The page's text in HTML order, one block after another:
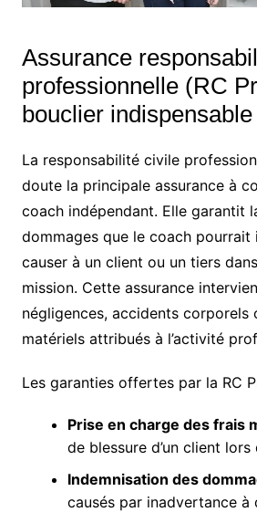
Assurance
professionnelle (RC
bouclier indispensable
La responsabilité civile
doute la principale assurance à
coach indépendant. Elle garantit
dommages que le coach pourrait
causer à un client ou un tiers
mission. Cette assurance
négligences, accidents corporels
matériels attribués à l’activité
Les garanties offertes par la RC
Prise en charge des frais
de blessure d’un client lors
Indemnisation des
causés par inadvertance à